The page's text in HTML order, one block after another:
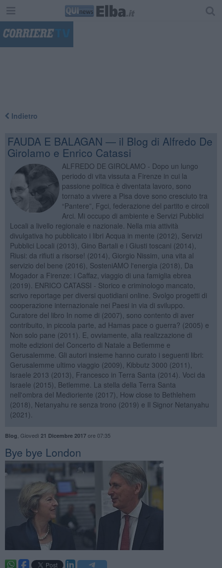
Indietro
FAUDA E BALAGAN — il Blog di Alfredo De
Girolamo e Enrico Catassi
ALFREDO DE GIROLAMO - Dopo un lungo
periodo di vita vissuta a Firenze in cui la
passione politica è diventata lavoro, sono
tornato a vivere a Pisa dove sono cresciuto tra
“Pantere”, Fgci, federazione del partito e circoli
Arci. Mi occupo di ambiente e Servizi Pubblici
Locali a livello regionale e nazionale. Nella mia attività
divulgativa ho pubblicato i libri Acqua in mente (2012), Servizi
Pubblici Locali (2013), Gino Bartali e i Giusti toscani (2014),
Riusi: da rifiuti a risorse! (2014), Giorgio Nissim, una vita al
servizio del bene (2016), SosteniAMO l'energia (2018), Da
Mogador a Firenze: i Caffaz, viaggio di una famiglia ebrea
(2019). ENRICO CATASSI - Storico e criminologo mancato,
scrivo reportage per diversi quotidiani online. Svolgo progetti di
cooperazione internazionale nei Paesi in via di sviluppo.
Curatore del libro In nome di (2007), sono contento di aver
contribuito, in piccola parte, ad Hamas pace o guerra? (2005) e
Non solo pane (2011). E, ovviamente, alla realizzazione di
molte edizioni del Concerto di Natale a Betlemme e
Gerusalemme. Gli autori insieme hanno curato i seguenti libri:
Gerusalemme ultimo viaggio (2009), Kibbutz 3000 (2011),
Israele 2013 (2013), Francesco in Terra Santa (2014). Voci da
Israele (2015), Betlemme. La stella della Terra Santa
nell'ombra del Medioriente (2017), How close to Bethlehem
(2018), Netanyahu re senza trono (2019) e Il Signor Netanyahu
(2021).
Blog Giovedì 21 Dicembre 2017ore 07:35
Bye bye London